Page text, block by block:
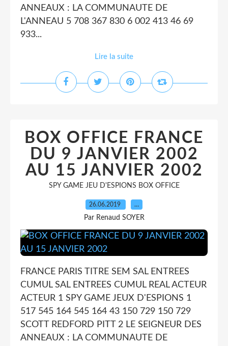
ANNEAUX : LA COMMUNAUTE DE
L'ANNEAU 5 708 367 830 6 002 413 46 69
933...
Lire la suite
BOX OFFICE FRANCE
DU 9 JANVIER 2002
AU 15 JANVIER 2002
SPY GAME JEU D'ESPIONS BOX OFFICE
26.06.2019 …
Par Renaud SOYER
FRANCE PARIS TITRE SEM SAL ENTREES
CUMUL SAL ENTREES CUMUL REAL ACTEUR
ACTEUR 1 SPY GAME JEUX D'ESPIONS 1
517 545 164 545 164 43 150 729 150 729
SCOTT REDFORD PITT 2 LE SEIGNEUR DES
ANNEAUX : LA COMMUNAUTE DE